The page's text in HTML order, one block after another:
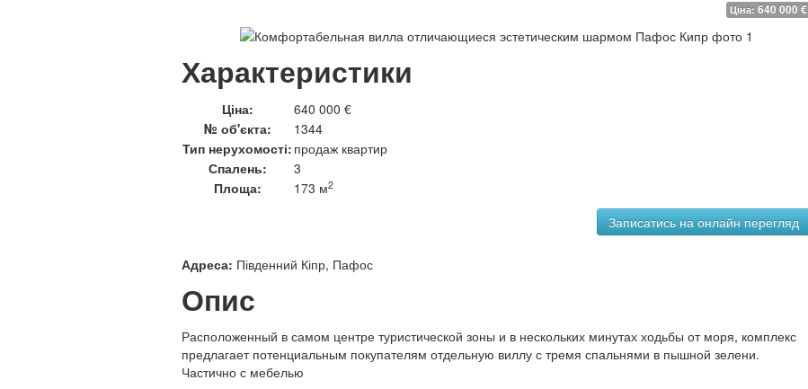
Ціна: 640 000 €
Характеристики
Ціна:
640 000 €
№ об'єкта:
1344
Тип нерухомості: продаж квартир
Спалень:
3
Площа:
173 м2
Адреса: Південний Кіпр, Пафос
Опис
Расположенный в самом центре туристической зоны и в нескольких минутах ходьбы от моря, комплекс
предлагает потенциальным покупателям отдельную виллу с тремя спальнями в пышной зелени.
Частично с мебелью